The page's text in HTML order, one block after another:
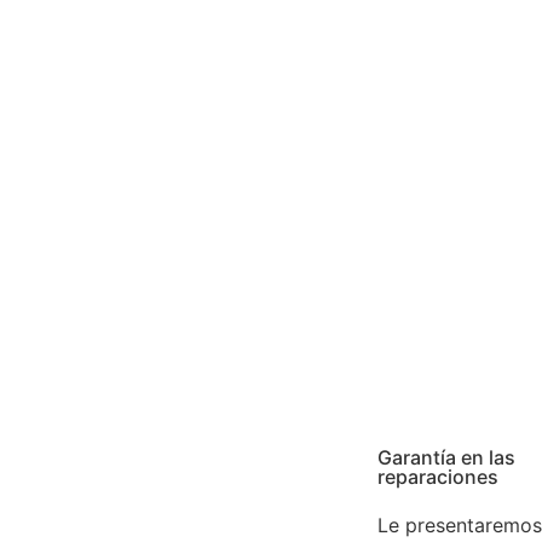
Garantía en las
reparaciones
Le